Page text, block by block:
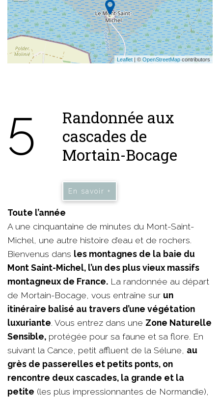
Leaflet | ©OpenStreetMapcontributors
5
Randonnée aux
cascades de
Mortain-Bocage
En savoir +
Toute l’année
A une cinquantaine de minutes du Mont-Saint-
Michel, une autre histoire d’eau et de rochers.
Bienvenus dans les montagnes de la baie du
Mont Saint-Michel, l’un des plus vieux massifs
montagneux de France. La randonnée au départ
de Mortain-Bocage, vous entraîne sur un
itinéraire balisé au travers d’une végétation
luxuriante. Vous entrez dans une Zone Naturelle
Sensible, protégée pour sa faune et sa flore. En
suivant la Cance, petit affluent de la Sélune, au
grès de passerelles et petits ponts, on
rencontre deux cascades, la grande et la
petite (les plus impressionnantes de Normandie),